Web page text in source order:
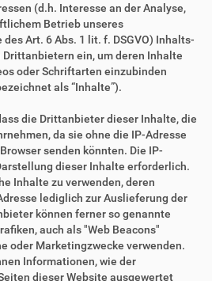
(d.h. Interesse an der Analyse,
Betrieb unseres
Art. 6 Abs. 1 lit. f. DSGVO) Inhalts-
ein, um deren Inhalte
oder Schriftarten einzubinden
als “Inhalte”).
die Drittanbieter dieser Inhalte, die
da sie ohne die IP-Adresse
senden könnten. Die IP-
dieser Inhalte erforderlich.
Inhalte zu verwenden, deren
lediglich zur Auslieferung der
können ferner so genannte
auch als "Web Beacons"
oder Marketingzwecke verwenden.
Informationen, wie der
dieser Website ausgewertet